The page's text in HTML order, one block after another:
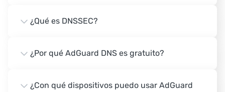
¿Qué es DNSSEC?
¿Por qué AdGuard DNS es gratuito?
¿Con qué dispositivos puedo usar AdGuard